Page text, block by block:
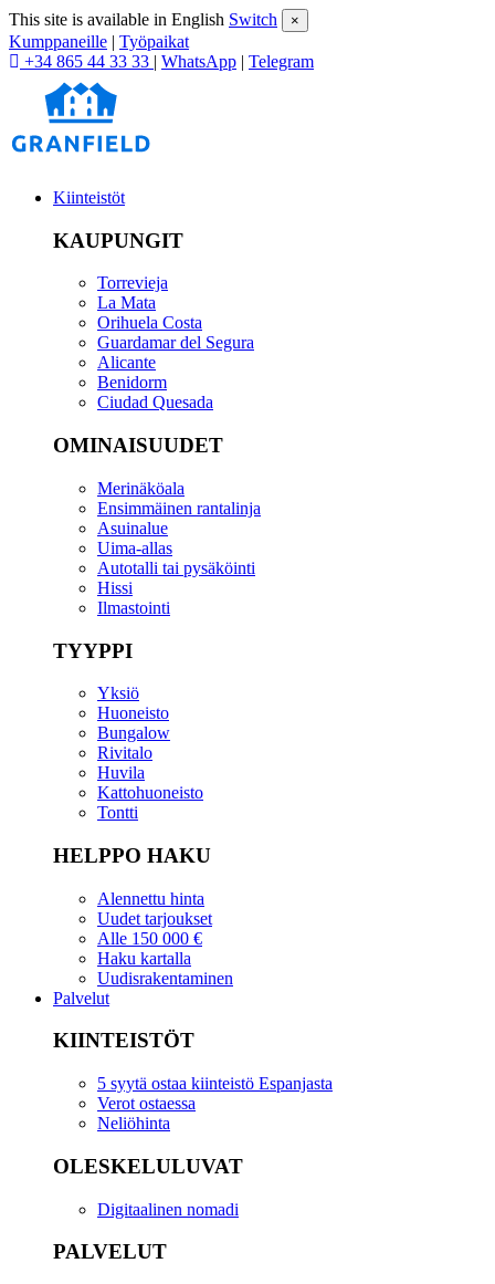
This site is available in English Switch ×
Kumppaneille | Työpaikat
+34 865 44 33 33 | WhatsApp | Telegram
Kiinteistöt
KAUPUNGIT
Torrevieja
La Mata
Orihuela Costa
Guardamar del Segura
Alicante
Benidorm
Ciudad Quesada
OMINAISUUDET
Merinäköala
Ensimmäinen rantalinja
Asuinalue
Uima-allas
Autotalli tai pysäköinti
Hissi
Ilmastointi
TYYPPI
Yksiö
Huoneisto
Bungalow
Rivitalo
Huvila
Kattohuoneisto
Tontti
HELPPO HAKU
Alennettu hinta
Uudet tarjoukset
Alle 150 000 €
Haku kartalla
Uudisrakentaminen
Palvelut
KIINTEISTÖT
5 syytä ostaa kiinteistö Espanjasta
Verot ostaessa
Neliöhinta
OLESKELULUVAT
Digitaalinen nomadi
PALVELUT